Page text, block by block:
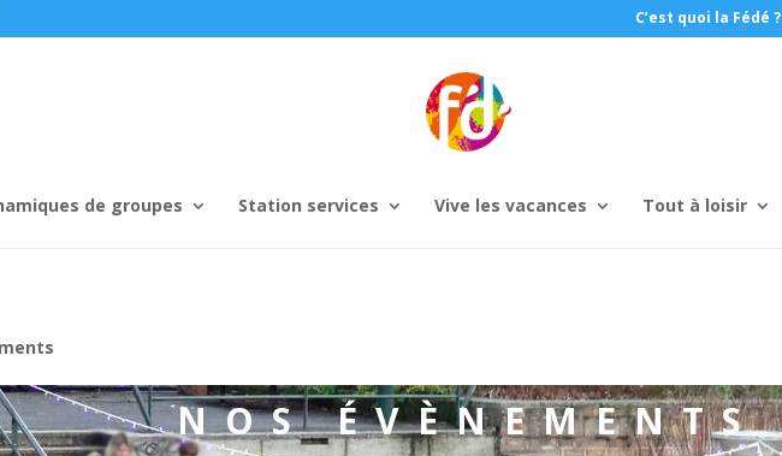
C’est quoi la Fédé ?
de groupes Station services Vive les vacances Tout à loisir
NOS ÉVÈNEMENTS